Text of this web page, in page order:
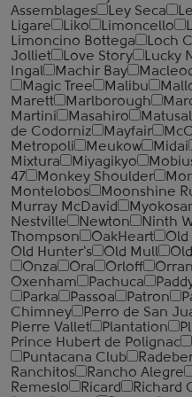
Assemblages
Ley Seca
Ligare
Liko Limoncello
Limoncino Bottega
Loch
Jolliet
Love Story Lucky
Ingal
Machir Bay
Magic Tree
Malibu
Marett
Marlborough
Martini
Masahiro
de Codorniz
Mayfair
Metropoli
Meukow Midai
Mixtura
Miyagikyo
47
Monkey Shoulder
Montelobos
Moonshine
Murray McDavid
Nestville
Newton Ninth
Thompson
OakHeart Old
Old Hunter's
Old Mull
Onza
Ora Orloff Orran
Oxenham
Pachuca
Parka
Passoa Patron
Chimney
Perro de San
Pierre Vallet
Plantation
Prince Hubert de Polignac
Puntacana Club
Ranchitos
Rancho Alegre
Remeslo
Ricard Richard